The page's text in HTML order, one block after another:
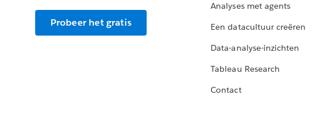
Probeer het gratis
Analyses met agents
Een datacultuur creëren
Data-analyse-inzichten
Tableau Research
Contact